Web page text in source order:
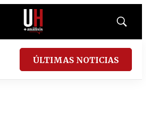
Mostrar
ÚLTIMAS NOTICIAS